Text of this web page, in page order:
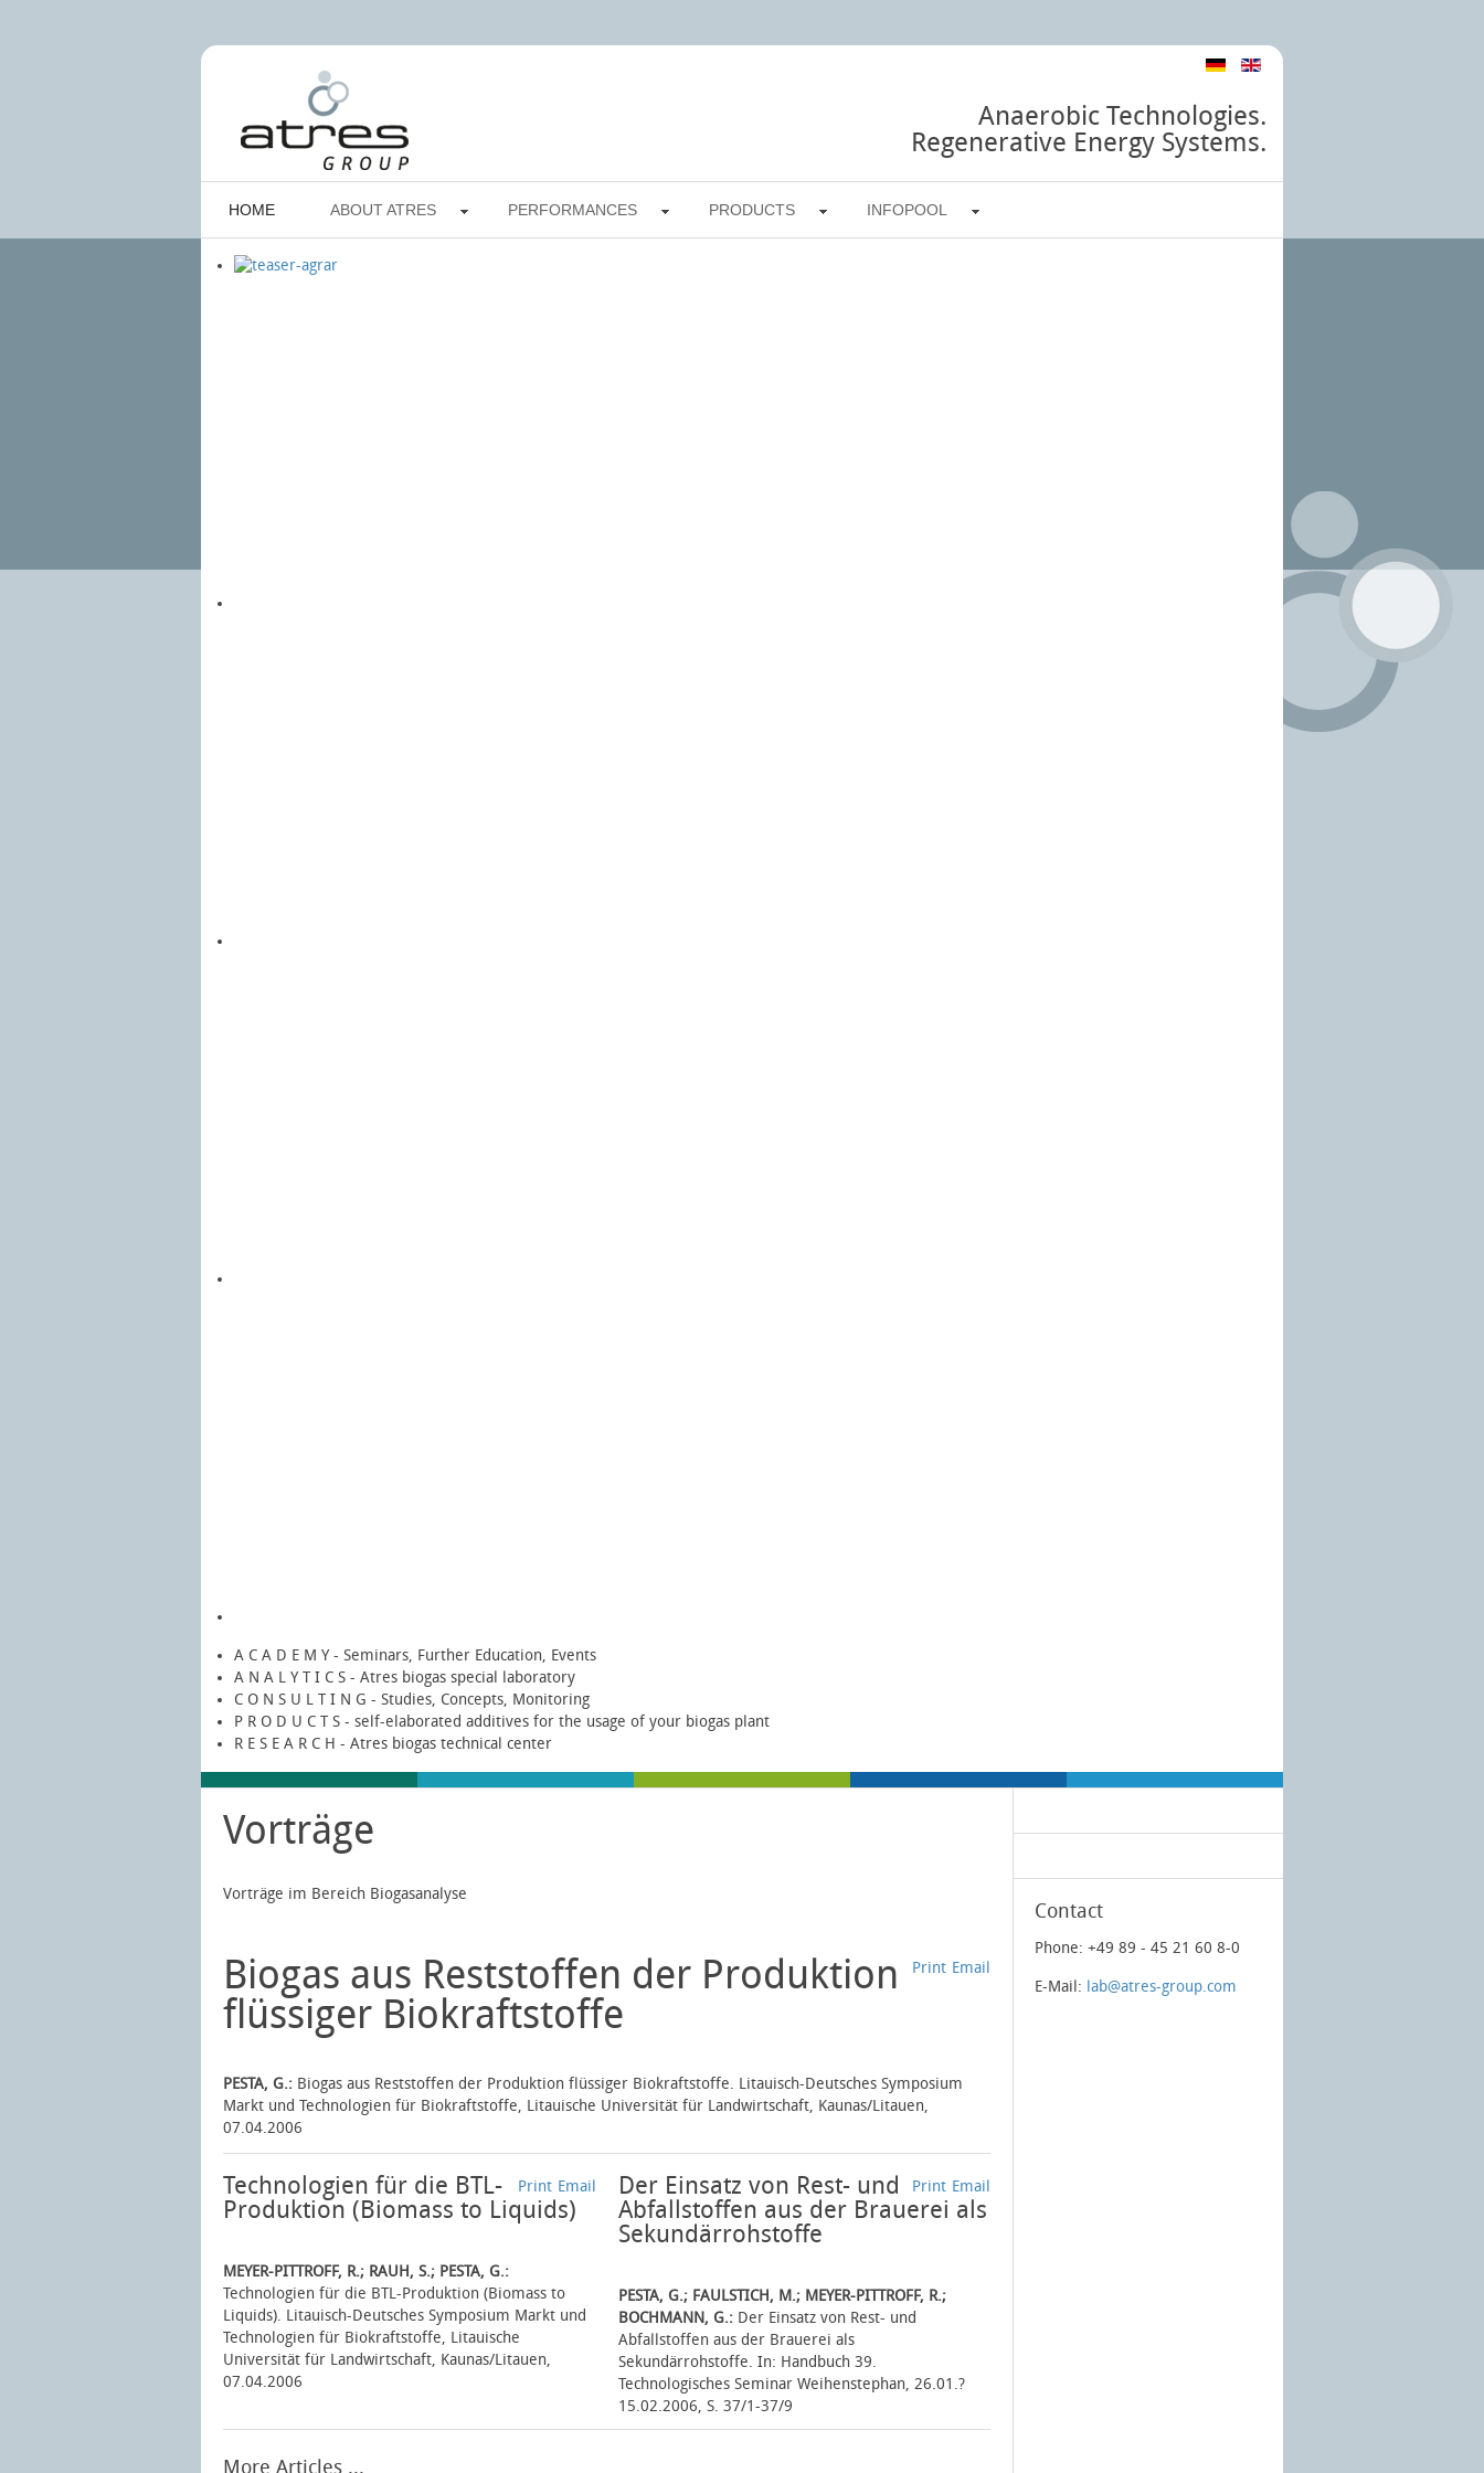
Anaerobic Technologies.
Regenerative Energy Systems.
HOME ABOUT ATRES PERFORMANCES PRODUCTS INFOPOOL
A C A D E M Y - Seminars, Further Education, Events
A N A L Y T I C S - Atres biogas special laboratory
C O N S U L T I N G - Studies, Concepts, Monitoring
P R O D U C T S - self-elaborated additives for the usage of your biogas plant
R E S E A R C H - Atres biogas technical center
Vorträge
Vorträge im Bereich Biogasanalyse
Email
Print
Biogas aus Reststoffen der Produktion
flüssiger Biokraftstoffe
PESTA, G.: Biogas aus Reststoffen der Produktion flüssiger Biokraftstoffe. Litauisch-Deutsches Symposium
Markt und Technologien für Biokraftstoffe, Litauische Universität für Landwirtschaft, Kaunas/Litauen,
07.04.2006
Email
Print
Technologien für die BTL-
Produktion (Biomass to Liquids)
MEYER-PITTROFF, R.; RAUH, S.; PESTA, G.:
Technologien für die BTL-Produktion (Biomass to
Liquids). Litauisch-Deutsches Symposium Markt und
Technologien für Biokraftstoffe, Litauische
Universität für Landwirtschaft, Kaunas/Litauen,
07.04.2006
Email
Print
Der Einsatz von Rest- und
Abfallstoffen aus der Brauerei als
Sekundärrohstoffe
PESTA, G.; FAULSTICH, M.; MEYER-PITTROFF, R.;
BOCHMANN, G.:Der Einsatz von Rest- und
Abfallstoffen aus der Brauerei als
Sekundärrohstoffe. In: Handbuch 39.
Technologisches Seminar Weihenstephan, 26.01.?
15.02.2006, S. 37/1-37/9
More Articles ...
Contact
Phone: +49 89 - 45 21 60 8-0
E-Mail: lab@atres-group.com